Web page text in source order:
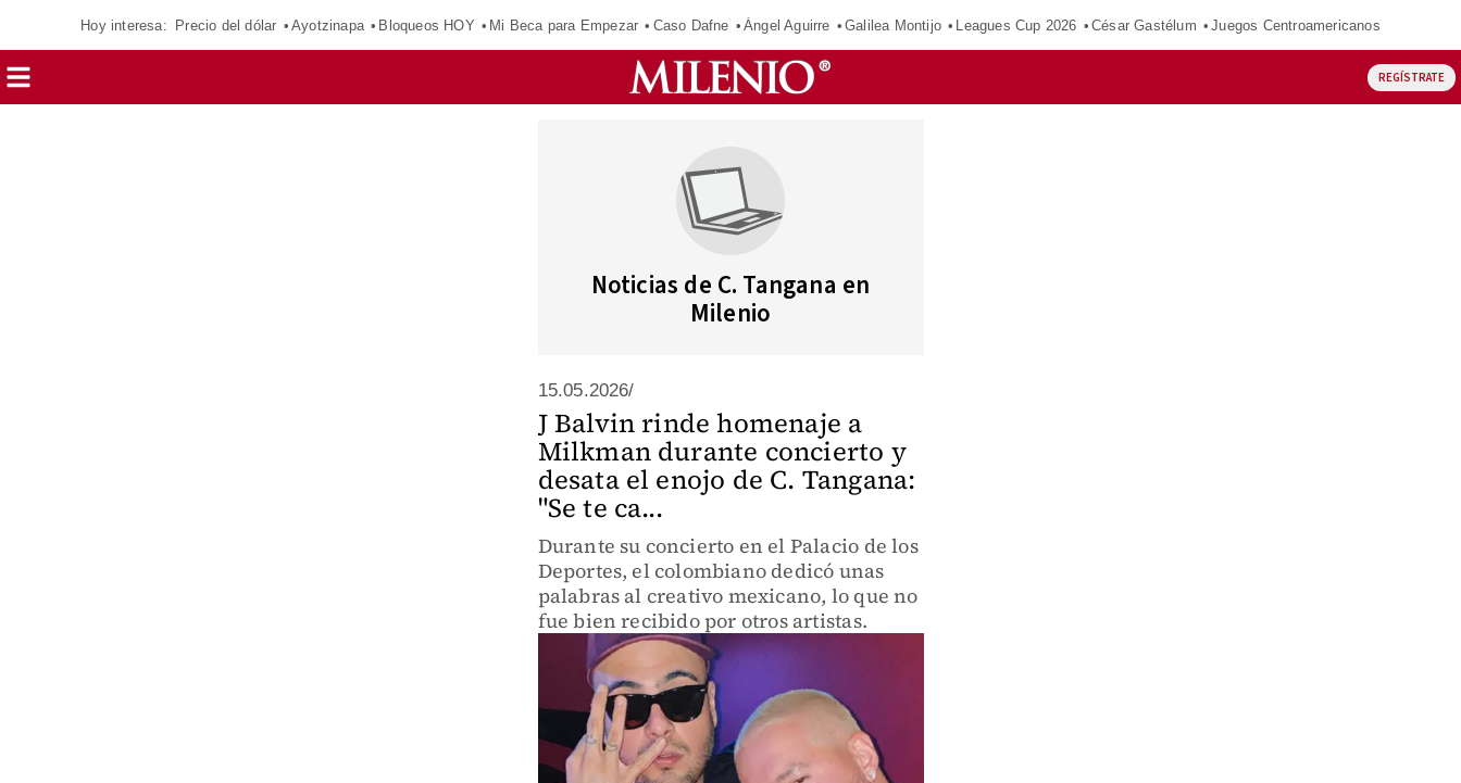
Hoy interesa: Precio del dólar Ayotzinapa Bloqueos HOY Mi Beca para Empezar Caso Dafne Ángel Aguirre Galilea Montijo Leagues Cup 2026 César Gastélum Juegos Centroamericanos
REGÍSTRATE
Noticias de C. Tangana en
Milenio
15.05.2026/
J Balvin rinde homenaje a
Milkman durante concierto y
desata el enojo de C. Tangana:
"Se te ca...
Durante su concierto en el Palacio de los
Deportes, el colombiano dedicó unas
palabras al creativo mexicano, lo que no
fue bien recibido por otros artistas.